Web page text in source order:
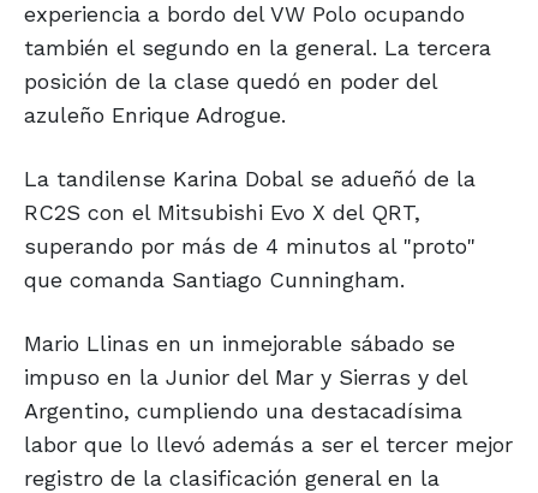
experiencia a bordo del VW Polo ocupando
también el segundo en la general. La tercera
posición de la clase quedó en poder del
azuleño Enrique Adrogue.
La tandilense Karina Dobal se adueñó de la
RC2S con el Mitsubishi Evo X del QRT,
superando por más de 4 minutos al "proto"
que comanda Santiago Cunningham.
Mario Llinas en un inmejorable sábado se
impuso en la Junior del Mar y Sierras y del
Argentino, cumpliendo una destacadísima
labor que lo llevó además a ser el tercer mejor
registro de la clasificación general en la